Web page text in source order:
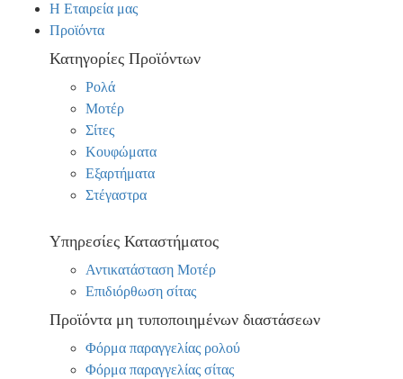
Η Εταιρεία μας
Προϊόντα
Κατηγορίες Προϊόντων
Ρολά
Μοτέρ
Σίτες
Κουφώματα
Εξαρτήματα
Στέγαστρα
Υπηρεσίες Καταστήματος
Αντικατάσταση Μοτέρ
Επιδιόρθωση σίτας
Προϊόντα μη τυποποιημένων διαστάσεων
Φόρμα παραγγελίας ρολού
Φόρμα παραγγελίας σίτας